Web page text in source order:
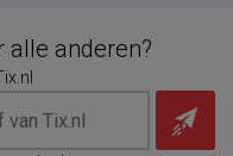
alle anderen?